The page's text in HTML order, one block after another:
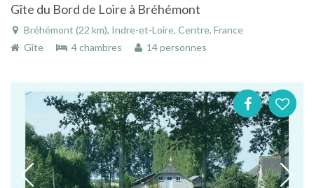
Gîte du Bord de Loire à Bréhémont
Bréhémont (22 km), Indre-et-Loire, Centre, France
Gîte
4 chambres 14 personnes